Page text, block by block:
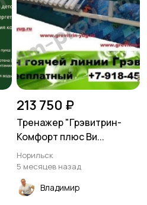
213 750 ₽
Тренажер "Грэвитрин-
Комфорт плюс Ви...
Норильск
5 месяцев назад
Владимир